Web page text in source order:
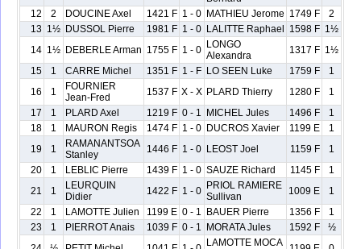
12
2 DOUCINE Axel 1421 F 1 - 0 MATHIEU Jerome 1749 F
2
13 1½ DUSSOL Pierre 1981 F 1 - 0 LALITTE Raphael 1598 F 1½
14 1½ DEBERLE Arman 1755 F 1 - 0 LONGO
Alexandra
1317 F 1½
15
1 CARRE Michel 1351 F 1 - F LO SEEN Luke 1759 F
1
16
1
FOURNIER
Jean-Fred
1537 F X - X PLARD Thierry 1280 F
1
17
1 PLARD Axel 1219 F 0 - 1 MICHEL Jules 1496 F
1
18
1 MAURON Regis 1474 F 1 - 0 DUCROS Xavier 1199 E
1
19
1
RAMANANTSOA
Stanley
1446 F 1 - 0 LEOST Joel 1159 F
1
20
1 LEBLIC Pierre 1439 F 1 - 0 SAUZE Richard 1145 F
1
21
1
LEURQUIN
Didier
1422 F 1 - 0 PRIOL RAMIERE
Sullivan
1009 E
1
22
1 LAMOTTE Julien 1199 E 0 - 1 BAUER Pierre 1356 F
1
23
1 PIERROT Anais 1039 F 0 - 1 MORATA Jules 1592 F
½
LAMOTTE MOCA